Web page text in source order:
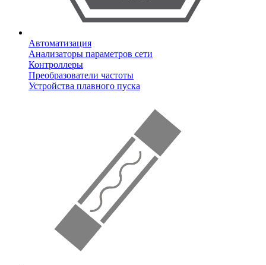
Автоматизация
Анализаторы параметров сети
Контроллеры
Преобразователи частоты
Устройства плавного пуска